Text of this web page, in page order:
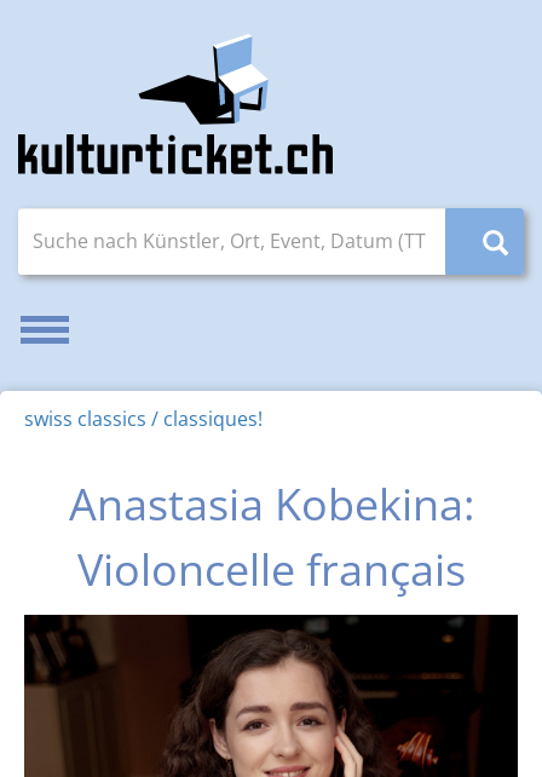
Navigation aktivieren/deaktivieren
swiss classics / classiques!
Anastasia Kobekina:
Violoncelle français